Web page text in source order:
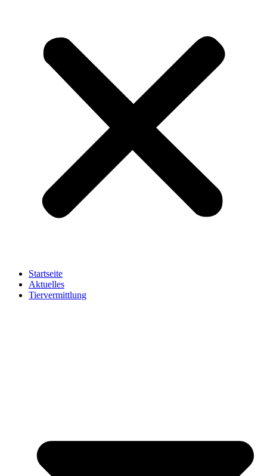
Startseite
Aktuelles
Tiervermittlung